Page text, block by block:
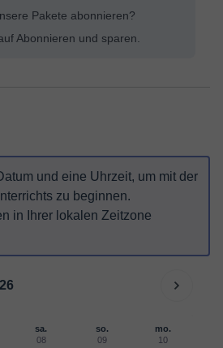
Pakete abonnieren?
Abonnieren und sparen.
und eine Uhrzeit, um mit der
zu beginnen.
in Ihrer lokalen Zeitzone
sa.
08
so.
09
mo.
10